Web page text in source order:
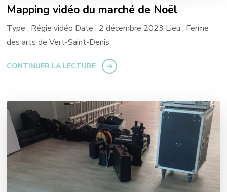
Mapping vidéo du marché de Noël
Type : Régie vidéo Date : 2 décembre 2023 Lieu : Ferme
des arts de Vert-Saint-Denis
CONTINUER LA LECTURE